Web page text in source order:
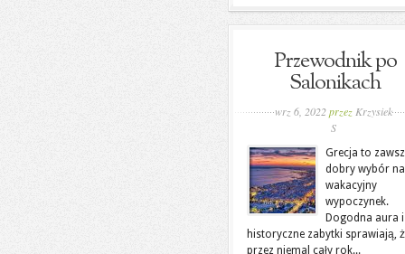
Przewodnik po
Salonikach
wrz 6, 2022przez Krzysiek
S
Grecja to
dobry wybór na
wakacyjny
wypoczynek.
Dogodna aura i
historyczne zabytki sprawiają,
przez niemal cały rok...